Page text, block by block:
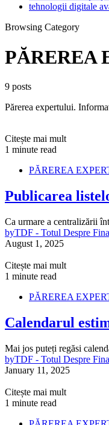
tehnologii digitale
Browsing Category
PĂREREA
9 posts
Părerea expertului.
Citește mai mult
1 minute read
PĂREREA
Publicarea
Ca urmare a centralizării
byTDF - Totul Despre
August 1, 2025
Citește mai mult
1 minute read
PĂREREA
Calendarul
Mai jos puteți regăsi
byTDF - Totul Despre
January 11, 2025
Citește mai mult
1 minute read